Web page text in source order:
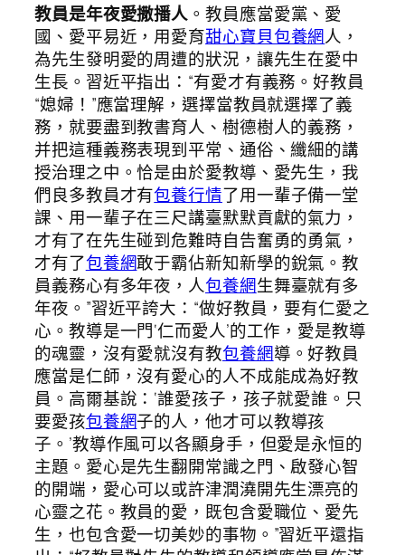
教員是年夜愛撒播人 。教員應當愛黨、愛
國、愛平易近，用愛育甜心寶貝包養網人，
為先生發明愛的周遭的狀況，讓先生在愛中
生長。習近平指出：“有愛才有義務。好教員
“媳婦！”應當理解，選擇當教員就選擇了義
務，就要盡到教書育人、樹德樹人的義務，
并把這種義務表現到平常、通俗、纖細的講
授治理之中。恰是由於愛教導、愛先生，我
們良多教員才有包養行情了用一輩子備一堂
課、用一輩子在三尺講臺默默貢獻的氣力，
才有了在先生碰到危難時自告奮勇的勇氣，
才有了包養網敢于霸佔新知新學的銳氣。教
員義務心有多年夜，人包養網生舞臺就有多
年夜。”習近平誇大：“做好教員，要有仁愛之
心。教導是一門‘仁而愛人’的工作，愛是教導
的魂靈，沒有愛就沒有教包養網導。好教員
應當是仁師，沒有愛心的人不成能成為好教
員。高爾基說：‘誰愛孩子，孩子就愛誰。只
要愛孩包養網子的人，他才可以教導孩
子。’教導作風可以各顯身手，但愛是永恒的
主題。愛心是先生翻開常識之門、啟發心智
的開端，愛心可以或許津潤澆開先生漂亮的
心靈之花。教員的愛，既包含愛職位、愛先
生，也包含愛一切美妙的事物。”習近平還指